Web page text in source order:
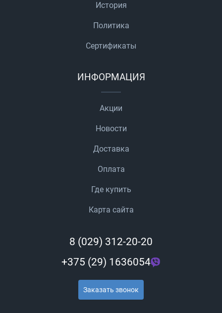
История
Политика
Сертификаты
ИНФОРМАЦИЯ
Акции
Новости
Доставка
Оплата
Где купить
Карта сайта
8 (029) 312-20-20
+375 (29) 1636054
Заказать звонок